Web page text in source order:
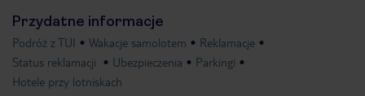
Przydatne informacje
Podróż z TUI Wakacje samolotem
Reklamacje
Status reklamacji
Ubezpieczenia
Parkingi
Hotele przy lotniskach